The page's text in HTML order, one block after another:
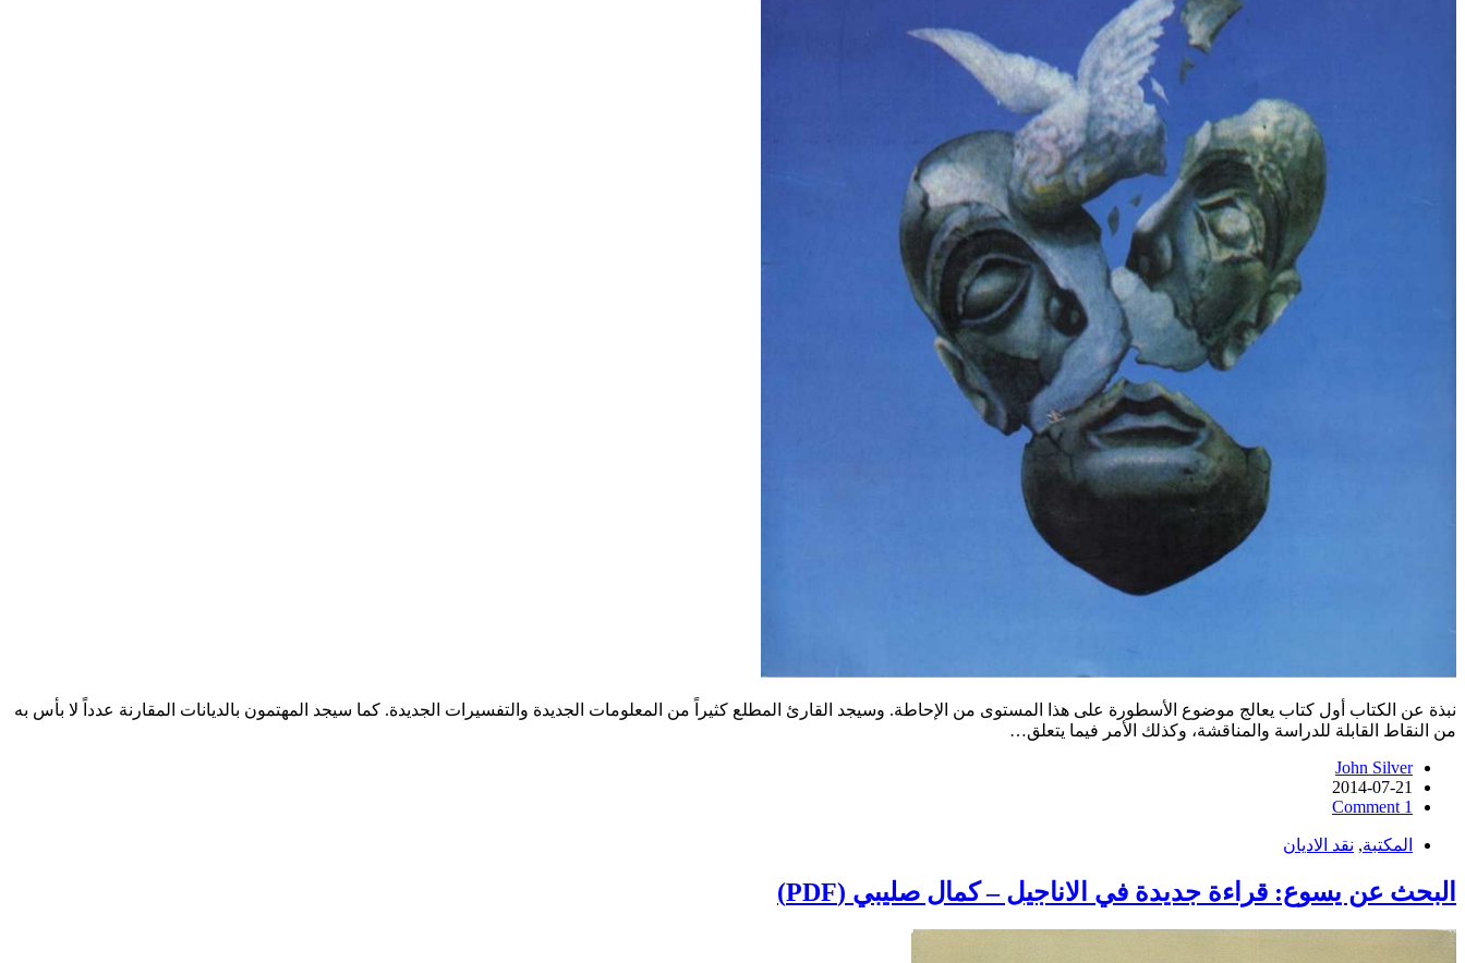
نبذة عن الكتاب أول كتاب يعالج موضوع الأسطورة على هذا المستوى من الإحاطة. وسيجد القارئ المطلع كثيراً من المعلومات الجديدة والتفسيرات الجديدة. كما سيجد المهتمون بالديانات المقارنة عدداً لا بأس به
من النقاط القابلة للدراسة والمناقشة، وكذلك الأمر فيما يتعلق…
John Silver
2014-07-21
1 Comment
المكتبة, نقد الاديان
البحث عن يسوع: قراءة جديدة في الاناجيل – كمال صليبي (PDF)